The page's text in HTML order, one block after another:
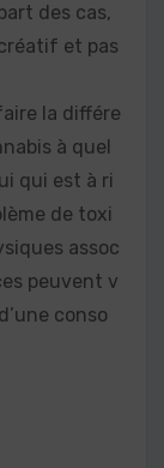
des cas,
et pas
la différe
à quel
qui est à ri
de toxi
assoc
peuvent v
conso